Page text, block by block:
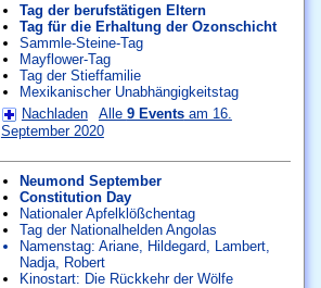
Tag der berufstätigen Eltern
Tag für die Erhaltung der Ozonschicht
Sammle-Steine-Tag
Mayflower-Tag
Tag der Stieffamilie
Mexikanischer Unabhängigkeitstag
Nachladen
Alle 9 Eventsam 16.
September 2020
Neumond September
Constitution Day
Nationaler Apfelklößchentag
Tag der Nationalhelden Angolas
Namenstag: Ariane, Hildegard Lambert,
Nadja,
Robert
Kinostart: Die Rückkehr der Wölfe